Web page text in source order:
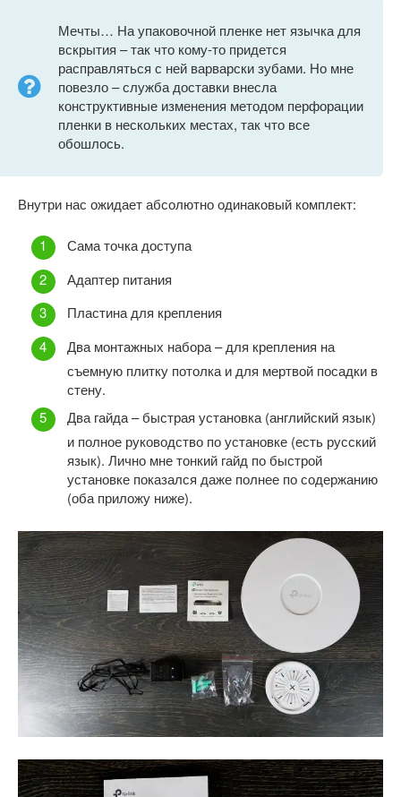
Мечты… На упаковочной пленке нет язычка для
вскрытия – так что кому-то придется
расправляться с ней варварски зубами. Но мне
повезло – служба доставки внесла
конструктивные изменения методом перфорации
пленки в нескольких местах, так что все
обошлось.
Внутри нас ожидает абсолютно одинаковый комплект:
Сама точка доступа
Адаптер питания
Пластина для крепления
Два монтажных набора – для крепления на
съемную плитку потолка и для мертвой посадки в
стену.
Два гайда – быстрая установка (английский язык)
и полное руководство по установке (есть русский
язык). Лично мне тонкий гайд по быстрой
установке показался даже полнее по содержанию
(оба приложу ниже).